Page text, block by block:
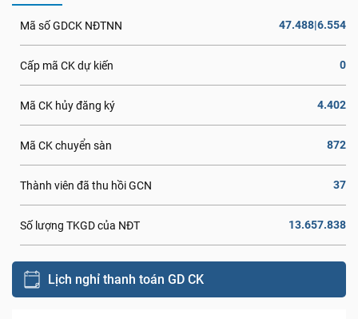
Mã số GDCK NĐTNN 47.488|6.554
Cấp mã CK dự kiến 0
Mã CK hủy đăng ký 4.402
Mã CK chuyển sàn 872
Thành viên đã thu hồi GCN 37
Số lượng TKGD của NĐT 13.657.838
Lịch nghỉ thanh toán GD CK